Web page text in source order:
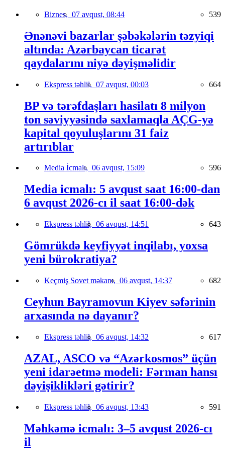
Biznes, 07 avqust, 08:44 539
Ənənəvi bazarlar şəbəkələrin təzyiqi
altında: Azərbaycan ticarət
qaydalarını niyə dəyişməlidir
Ekspress təhlil, 07 avqust, 00:03 664
BP və tərəfdaşları hasilatı 8 milyon
ton səviyyəsində saxlamaqla AÇG-yə
kapital qoyuluşlarını 31 faiz
artırıblar
Media İcmalı, 06 avqust, 15:09 596
Media icmalı: 5 avqust saat 16:00-dan
6 avqust 2026-cı il saat 16:00-dək
Ekspress təhlil, 06 avqust, 14:51 643
Gömrükdə keyfiyyət inqilabı, yoxsa
yeni bürokratiya?
Keçmiş Sovet məkanı, 06 avqust, 14:37 682
Ceyhun Bayramovun Kiyev səfərinin
arxasında nə dayanır?
Ekspress təhlil, 06 avqust, 14:32 617
AZAL, ASCO və “Azərkosmos” üçün
yeni idarəetmə modeli: Fərman hansı
dəyişiklikləri gətirir?
Ekspress təhlil, 06 avqust, 13:43 591
Məhkəmə icmalı: 3–5 avqust 2026-cı
il